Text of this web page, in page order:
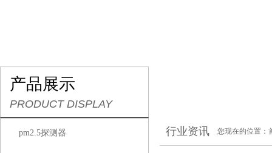
产品展示
PRODUCT DISPLAY
pm2.5探测器 行业资讯 您现在的位置：